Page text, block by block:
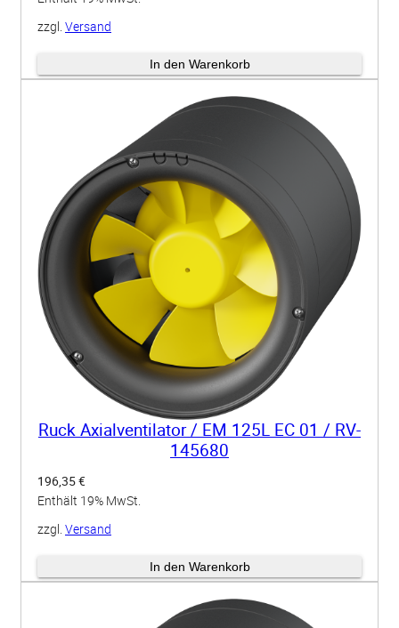
zzgl. Versand
Lieferzeit: ca. 3-4 Wochen
In den Warenkorb
Ruck Axialventilator / EM 125L EC 01 / RV-
145680
196,35€
Enthält 19% MwSt.
zzgl. Versand
Lieferzeit: ca. 3-4 Wochen
In den Warenkorb